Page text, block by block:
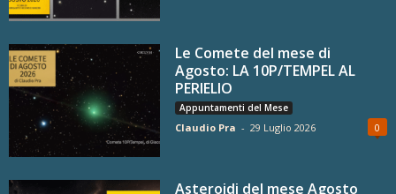
Le Comete del mese di
Agosto: LA 10P/TEMPEL AL
PERIELIO
Appuntamenti del Mese
Claudio Pra - 29 Luglio 2026 0
Asteroidi del mese Agosto